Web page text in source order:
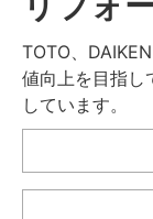
TOTO、
値向上を目指
しています。